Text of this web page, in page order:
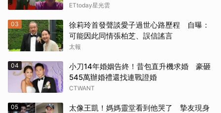
ETtoday星光雲
03
徐莉玲首發聲談愛子過世心路歷程 自曝：
可能因此同情張柏芝、誤信謠言
太報
04
小刀14年婚姻告終！昔包直升機求婚 豪砸
545萬辦婚禮還找連戰證婚
CTWANT
05
太像王凱！媽媽靈堂看到他哭了 摯友現身